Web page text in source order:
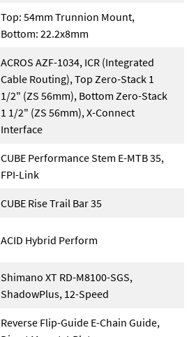
Top: 54mm Trunnion Mount,
Bottom: 22.2x8mm
ACROS AZF-1034, ICR (Integrated
Cable Routing), Top Zero-Stack 1
1/2" (ZS 56mm), Bottom Zero-Stack
1 1/2" (ZS 56mm), X-Connect
Interface
CUBE Performance Stem E-MTB 35,
FPI-Link
CUBE Rise Trail Bar 35
ACID Hybrid Perform
Shimano XT RD-M8100-SGS,
ShadowPlus, 12-Speed
Reverse Flip-Guide E-Chain Guide,